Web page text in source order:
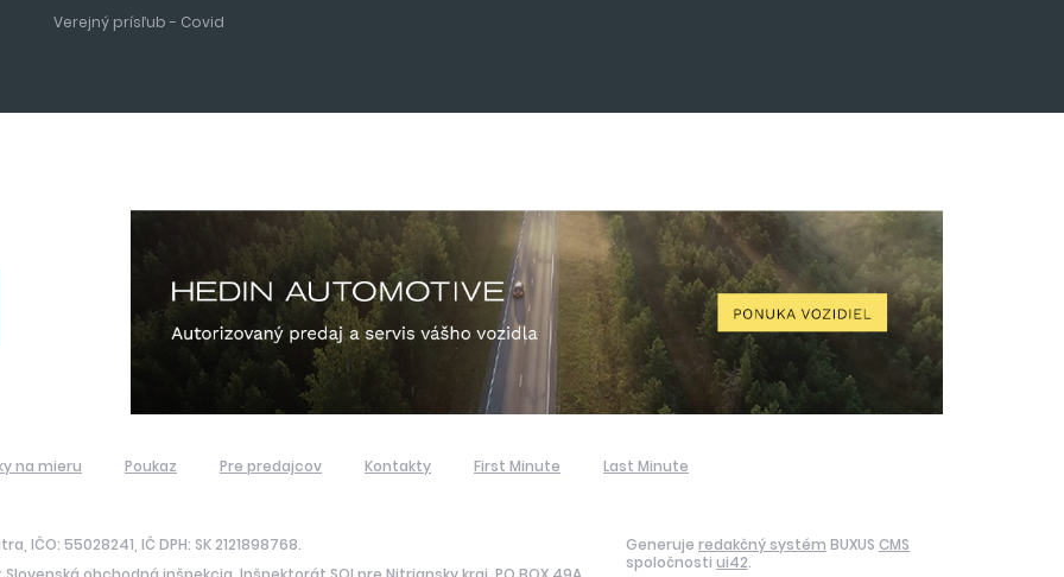
Verejný prísľub - Covid
na mieru Poukaz Pre predajcov Kontakty First Minute Last Minute
IČO: 55028241, IČ DPH: SK 2121898768.
Generuje redakčný systém BUXUS CMS
spoločnosti ui42.